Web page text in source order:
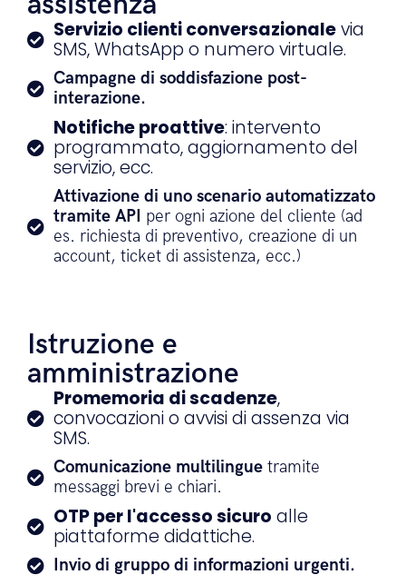
Servizio clienti conversazionalevia
SMS, WhatsApp o numero virtuale.
Campagne di soddisfazione post-
interazione.
Notifiche proattive: intervento
programmato, aggiornamento del
servizio, ecc.
Attivazione di uno scenario automatizzato
tramite API per ogni azione del cliente (ad
es. richiesta di preventivo, creazione di un
account, ticket di assistenza, ecc.)
Istruzione e
amministrazione
Promemoria di scadenze,
convocazioni o avvisi di assenza via
SMS.
Comunicazione multilinguetramite
messaggi brevi e chiari.
OTP per l'accesso sicuro alle
piattaforme didattiche.
Invio di gruppo di informazioni urgenti.